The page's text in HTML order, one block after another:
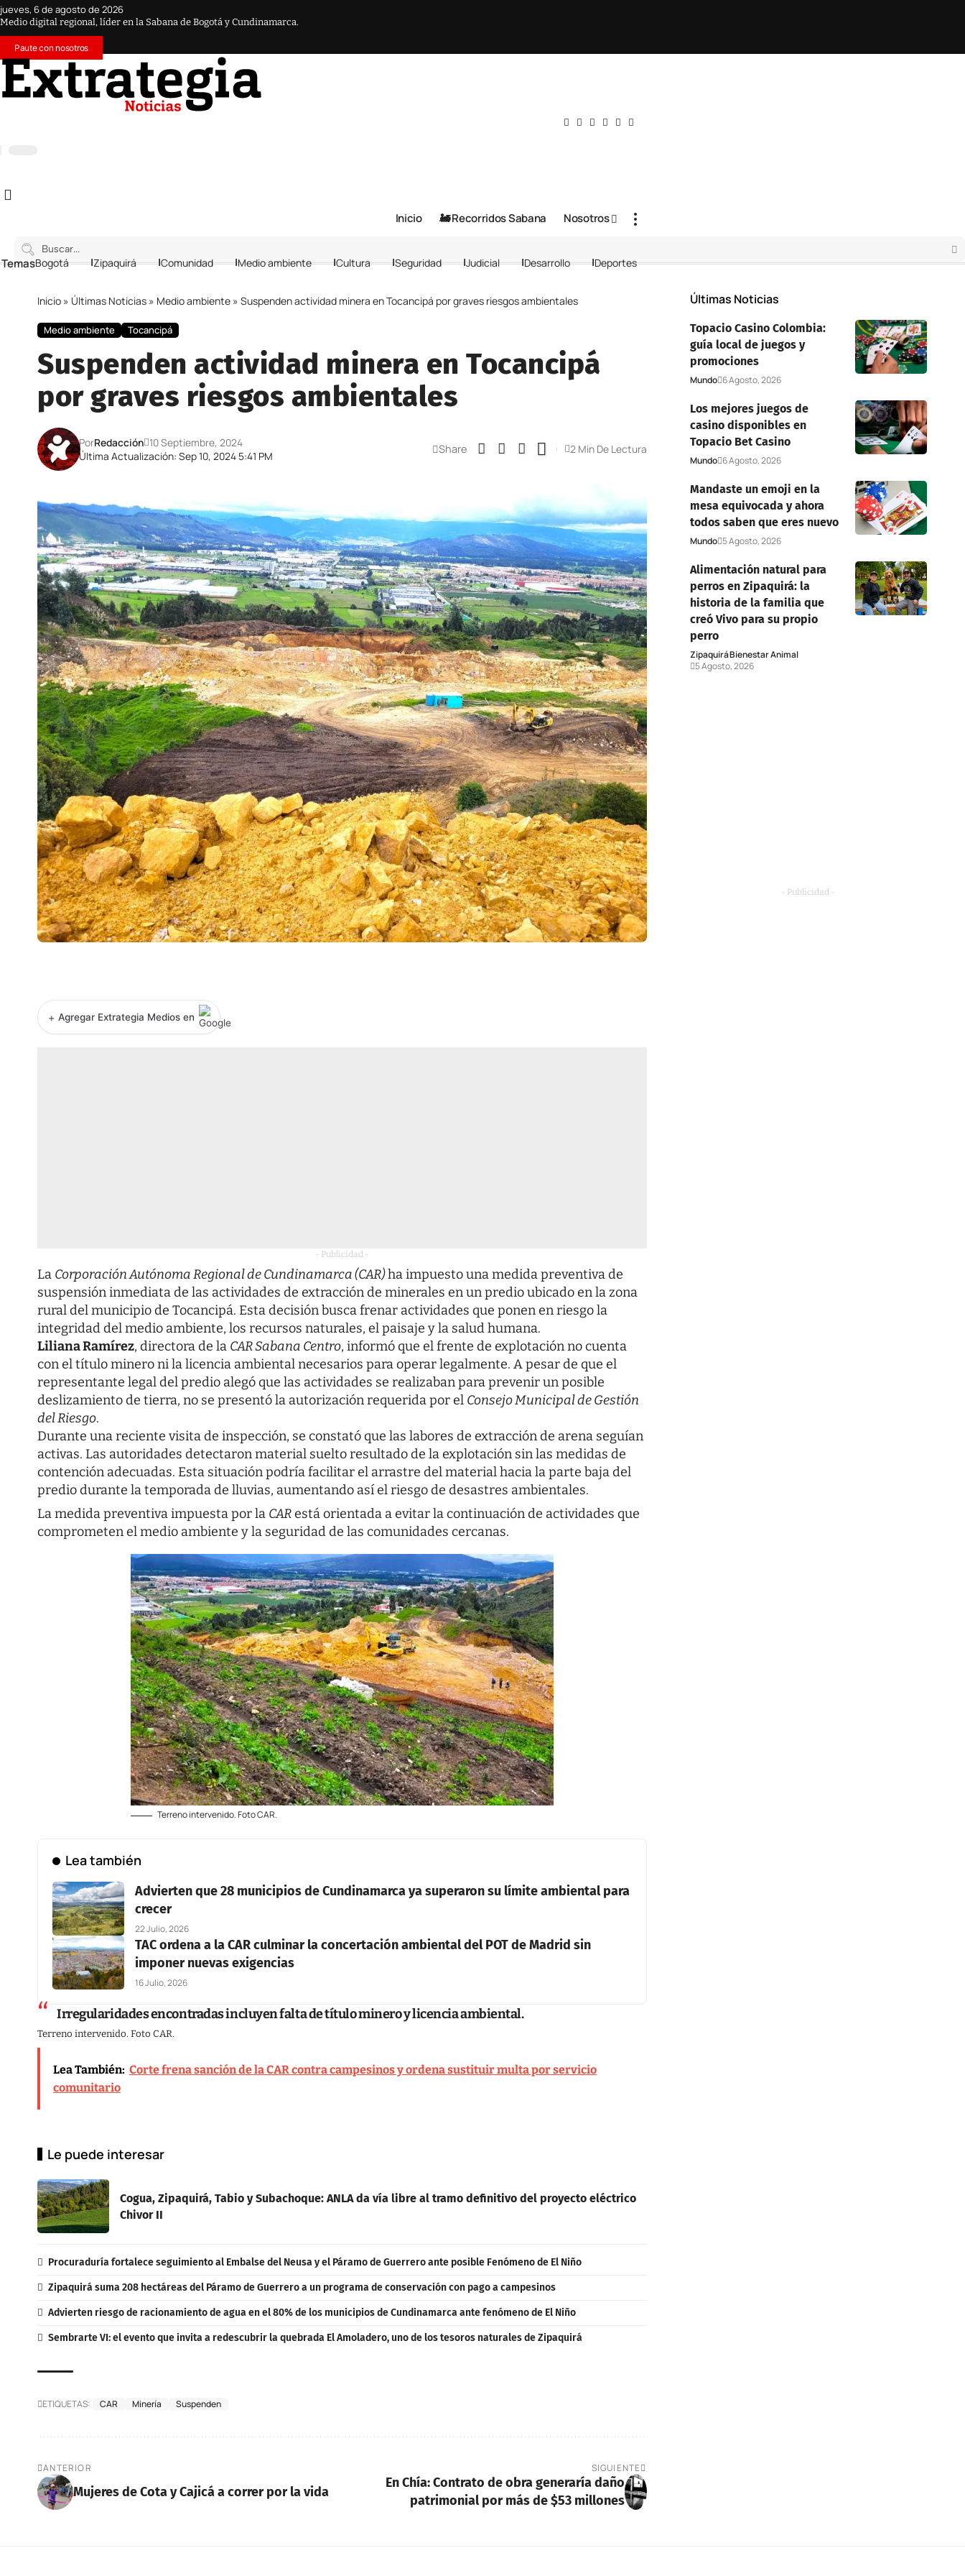
jueves, 6 de agosto de 2026
Medio digital regional, líder en la Sabana de Bogotá y Cundinamarca.
Paute con nosotros
Inicio 🚂 Recorridos Sabana Nosotros
Bogotá Zipaquirá Comunidad Medio ambiente Cultura Seguridad Judicial Desarrollo Deportes
Inicio » Últimas Noticias » Medio ambiente » Suspenden actividad minera en Tocancipá por graves riesgos ambientales
Medio ambiente Tocancipá
Suspenden actividad minera en Tocancipá
por graves riesgos ambientales
Última Actualización: Sep 10, 2024 5:41 PM
PorRedacción 10 Septiembre, 2024 Share 2 Min De Lectura
+ Agregar Extrategia Medios en
- Publicidad -
La Corporación Autónoma Regional de Cundinamarca (CAR)ha impuesto una medida preventiva de
suspensión inmediata de las actividades de extracción de minerales en un predio ubicado en la zona
rural del municipio de Tocancipá. Esta decisión busca frenar actividades que ponen en riesgo la
integridad del medio ambiente, los recursos naturales, el paisaje y la salud humana.
Liliana Ramírez, directora de la CAR Sabana Centro, informó que el frente de explotación no cuenta
con el título minero ni la licencia ambiental necesarios para operar legalmente. A pesar de que el
representante legal del predio alegó que las actividades se realizaban para prevenir un posible
deslizamiento de tierra, no se presentó la autorización requerida por el Consejo Municipal de Gestión
del Riesgo.
Durante una reciente visita de inspección, se constató que las labores de extracción de arena seguían
activas. Las autoridades detectaron material suelto resultado de la explotación sin las medidas de
contención adecuadas. Esta situación podría facilitar el arrastre del material hacia la parte baja del
predio durante la temporada de lluvias, aumentando así el riesgo de desastres ambientales.
La medida preventiva impuesta por la CARestá orientada a evitar la continuación de actividades que
comprometen el medio ambiente y la seguridad de las comunidades cercanas.
Terreno intervenido. Foto CAR.
Lea también
Advierten que 28 municipios de Cundinamarca ya superaron su límite ambiental para
crecer
22 Julio, 2026
TAC ordena a la CAR culminar la concertación ambiental del POT de Madrid sin
imponer nuevas exigencias
16 Julio, 2026
Irregularidades encontradas incluyen falta de título minero y licencia ambiental.
Terreno intervenido. Foto CAR.
Lea También: Corte frena sanción de la CAR contra campesinos y ordena sustituir multa por servicio
comunitario
Le puede interesar
Cogua, Zipaquirá, Tabio y Subachoque: ANLA da vía libre al tramo definitivo del proyecto eléctrico
Chivor II
Procuraduría fortalece seguimiento al Embalse del Neusa y el Páramo de Guerrero ante posible Fenómeno de El Niño
Zipaquirá suma 208 hectáreas del Páramo de Guerrero a un programa de conservación con pago a campesinos
Advierten riesgo de racionamiento de agua en el 80% de los municipios de Cundinamarca ante fenómeno de El Niño
Sembrarte VI: el evento que invita a redescubrir la quebrada El Amoladero, uno de los tesoros naturales de Zipaquirá
ETIQUETAS: CAR Minería Suspenden
ANTERIOR
Mujeres de Cota y Cajicá a correr por la vida
SIGUIENTE
En Chía: Contrato de obra generaría daño
patrimonial por más de $53 millones
Últimas Noticias
Topacio Casino Colombia:
guía local de juegos y
promociones
Mundo 6 Agosto, 2026
Los mejores juegos de
casino disponibles en
Topacio Bet Casino
Mundo 6 Agosto, 2026
Mandaste un emoji en la
mesa equivocada y ahora
todos saben que eres nuevo
Mundo 5 Agosto, 2026
Alimentación natural para
perros en Zipaquirá: la
historia de la familia que
creó Vivo para su propio
perro
ZipaquiráBienestar Animal
5 Agosto, 2026
- Publicidad -